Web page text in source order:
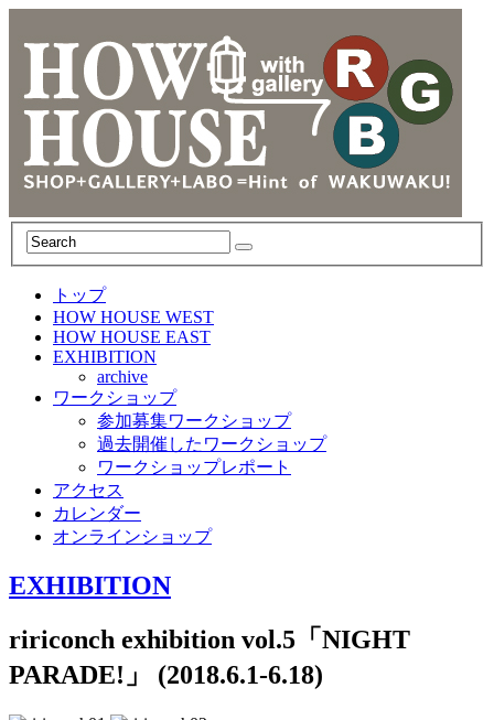
トップ
HOW HOUSE WEST
HOW HOUSE EAST
EXHIBITION
archive
ワークショップ
参加募集ワークショップ
過去開催したワークショップ
ワークショップレポート
アクセス
カレンダー
オンラインショップ
EXHIBITION
ririconch exhibition vol.5「NIGHT
PARADE!」 (2018.6.1-6.18)